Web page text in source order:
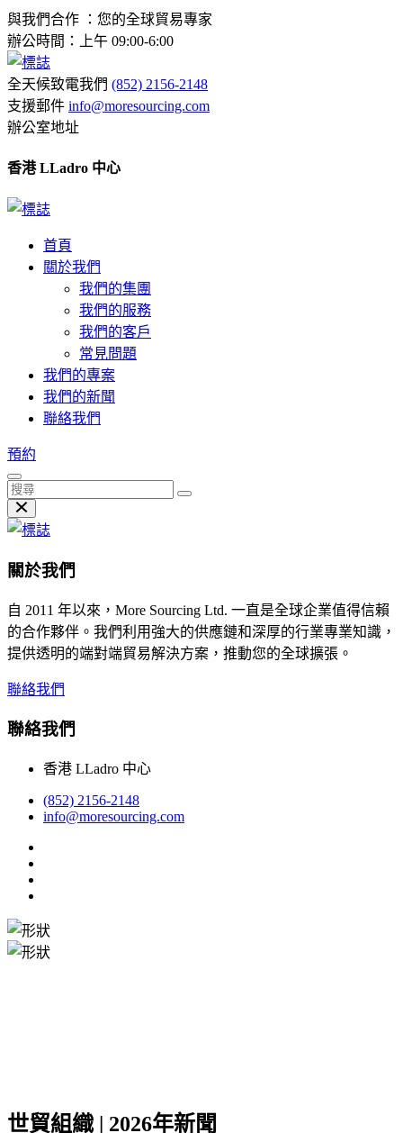
與我們合作 ：您的全球貿易專家
辦公時間：上午 09:00-6:00
全天候致電我們 (852) 2156-2148
支援郵件 info@moresourcing.com
辦公室地址
香港 LLadro 中心
首頁
關於我們
我們的集團
我們的服務
我們的客戶
常見問題
我們的專案
我們的新聞
聯絡我們
預約
關於我們
自 2011 年以來，More Sourcing Ltd. 一直是全球企業值得信賴
的合作夥伴。我們利用強大的供應鏈和深厚的行業專業知識，
提供透明的端對端貿易解決方案，推動您的全球擴張。
聯絡我們
聯絡我們
香港 LLadro 中心
(852) 2156-2148
info@moresourcing.com
世貿組織 | 2026年新聞